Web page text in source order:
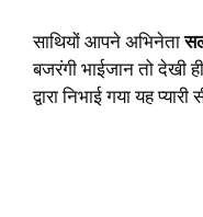
साथियों आपने अभिनेता
बजरंगी भाईजान तो देखी
द्वारा निभाई गया यह